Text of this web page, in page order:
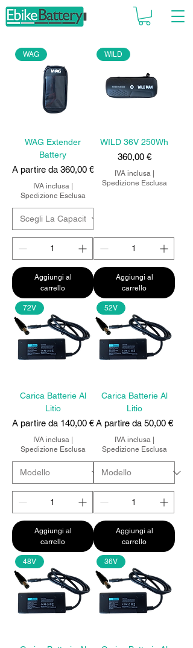
WAG
WAG Extender
Battery
A partire da 360,00 €
Prezzo scontato
IVA inclusa|
Spedizione Esclusa
Aggiungi al
carrello
WILD
WILD 36V 250Wh
Prezzo
360,00 €
IVA inclusa|
Spedizione Esclusa
Aggiungi al
carrello
72V
Carica Batterie Al
Litio
A partire da 140,00 €
Prezzo scontato
IVA inclusa|
Spedizione Esclusa
Aggiungi al
carrello
52V
Carica Batterie Al
Litio
A partire da 50,00 €
Prezzo scontato
IVA inclusa|
Spedizione Esclusa
Aggiungi al
carrello
48V 36V